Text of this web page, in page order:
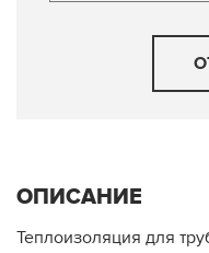
ОПИСАНИЕ
Теплоизоляция для